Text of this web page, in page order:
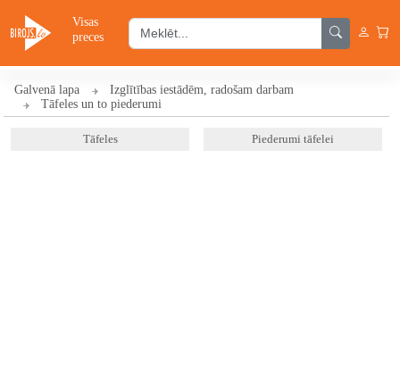
Visas
preces
Galvenā lapa
Izglītības iestādēm, radošam darbam
Tāfeles un to piederumi
Tāfeles Piederumi tāfelei